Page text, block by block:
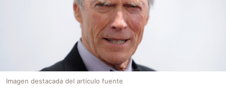
Imagen destacada del articulo fuente